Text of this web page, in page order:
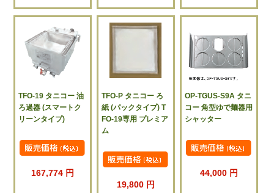
TFO-19 タニコー 油
ろ過器 (スマートク
リーンタイプ)
167,774 円
TFO-P タニコー ろ
紙 (パックタイプ) T
FO-19専用 プレミア
ム
19,800 円
OP-TGUS-S9A タニ
コー 角型ゆで麺器用
シャッター
44,000 円